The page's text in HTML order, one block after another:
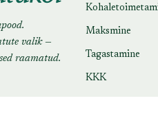
valik —
raamatud.
Maksmine
Tagastamine
KKK